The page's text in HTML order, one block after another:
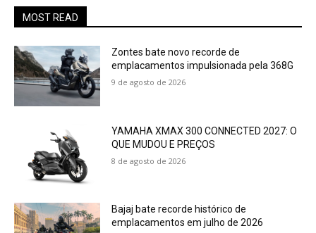
MOST READ
Zontes bate novo recorde de
emplacamentos impulsionada pela 368G
9 de agosto de 2026
YAMAHA XMAX 300 CONNECTED 2027: O
QUE MUDOU E PREÇOS
8 de agosto de 2026
Bajaj bate recorde histórico de
emplacamentos em julho de 2026